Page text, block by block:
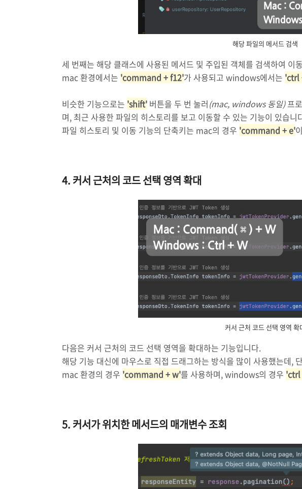
해당 파일의 메서드 검색
세 번째는 해당 클래스에 사용된 메서드 및 주입된 객체를 검색하여 이
mac 환경에서는 'command + f12'가 사용되고 windows에서는 'ctrl
비슷한 기능으로는 'shift' 버튼을 두 번 눌러(mac, windows 동일)프
며, 최근 사용한 파일의 히스토리를 보고 이동할 수 있는 기능이 있습니
파일 히스토리 및 이동 기능의 단축키는 mac의 경우 'command + e'
4. 커서 근처의 코드 선택 영역 확대
커서 근처 코드 선택 영역 확
다음은 커서 근처의 코드 선택 영역을 확대하는 기능입니다.
해당 기능 대신에 마우스로 직접 드래그하는 방식을 많이 사용했는데,
mac 환경의 경우 'command + w'를 사용하며, windows의 경우 'ctrl
5. 커서가 위치한 메서드의 매개변수 조회